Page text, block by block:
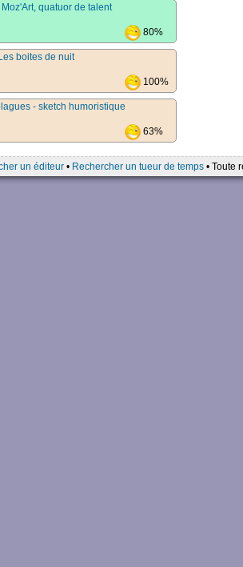
quatuor de talent
80%
boites de nuit
100%
- sketch humoristique
63%
un éditeur• Rechercher un tueur de temps• Toute